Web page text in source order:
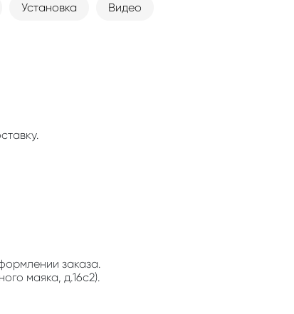
Установка Видео
заказа.
маяка, д.16с2).